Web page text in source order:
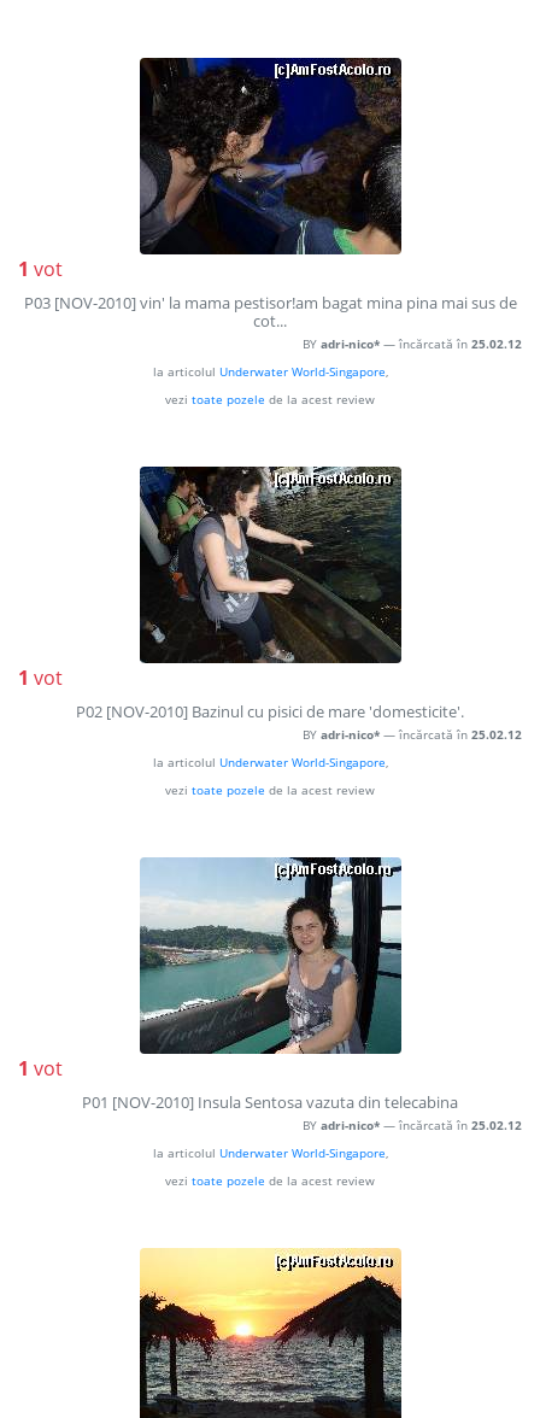
1 vot
P03 [NOV-2010] vin' la mama pestisor!am bagat mina pina mai sus de
cot...
BY adri-nico* — încărcată în 25.02.12
la articolul Underwater World-Singapore,
vezi toate pozele de la acest review
1 vot
P02 [NOV-2010] Bazinul cu pisici de mare 'domesticite'.
BY adri-nico* — încărcată în 25.02.12
la articolul Underwater World-Singapore,
vezi toate pozele de la acest review
1 vot
P01 [NOV-2010] Insula Sentosa vazuta din telecabina
BY adri-nico* — încărcată în 25.02.12
la articolul Underwater World-Singapore,
vezi toate pozele de la acest review